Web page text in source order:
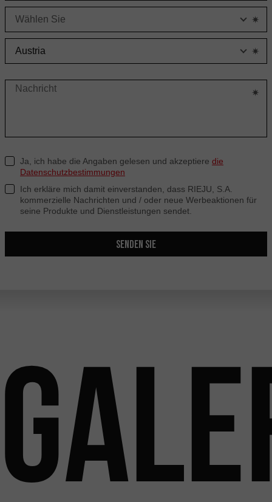
Ja, ich habe die Angaben gelesen und akzeptiere die
Datenschutzbestimmungen
Ich erkläre mich damit einverstanden, dass RIEJU, S.A.
kommerzielle Nachrichten und / oder neue Werbeaktionen für
seine Produkte und Dienstleistungen sendet.
SENDEN SIE